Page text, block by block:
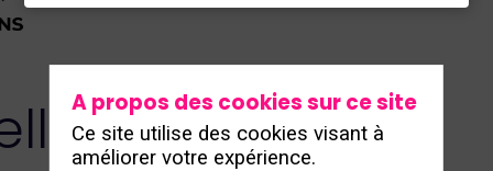
A propos des cookies sur ce site
Ce site utilise des cookies visant à
améliorer votre expérience.